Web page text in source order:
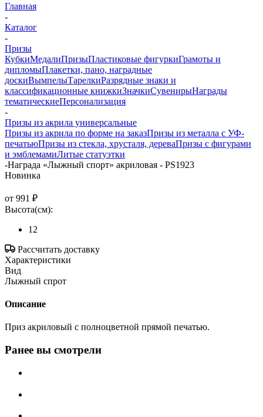
Главная
-
Каталог
-
Призы
КубкиМедалиПризыПластиковые фигуркиГрамоты и
дипломыПлакетки, пано, наградные
доскиВымпелыТарелкиРазрядные знаки и
классификационные книжкиЗначкиСувенирыНаграды
тематическиеПерсонализация
-
Призы из акрила универсальные
Призы из акрила по форме на заказПризы из металла с УФ-
печатьюПризы из стекла, хрусталя, дереваПризы с фигурами
и эмблемамиЛитые статуэтки
-Награда «Лыжный спорт» акриловая - PS1923
Новинка
от 991 ₽
Высота(см):
12
Рассчитать доставку
Характеристики
Вид
Лыжный спрот
Описание
Приз акриловый с полноцветной прямой печатью.
Ранее вы смотрели